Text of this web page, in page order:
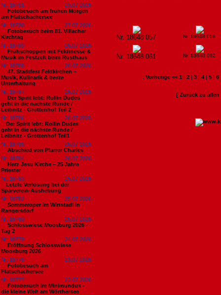
Nr. 18791
29.07.2026
Fotobesuch am frühen Morgen
am Flatschachersee
Nr. 18790
27.07.2026
Fotobesuch beim 81. Villacher
Kirchtag
Nr. 18789
26.07.2026
Frühschoppen mit Feldmesse &
Musik im Festzelt beim Rüsthaus
Nr. 18788
26.07.2026
47. Stadtfest Feldkirchen –
Musik, Kulinarik & beste
Unterhaltung
Nr. 18787
26.07.2026
Der Spirit lebt: Rollin Dudes
geht in die nächste Runde /
Leibnitz - Grottenhof Teil 2
Nr. 18786
26.07.2026
​Der Spirit lebt: Rollin Dudes
geht in die nächste Runde /
Leibnitz - Grottenhof Teil1
Nr. 18785
26.07.2026
Abschied von Pfarrer Charles
Nr. 18784
26.07.2026
Herz Jesu Kirche – 25 Jahre
Priester
Nr. 18783
25.07.2026
​Letzte Verlosung bei der
Sparverein-Aushebung
Nr. 18782
25.07.2026
Sommeroper im Wirtstadl in
Rangersdorf
Nr. 18780
25.07.2026
Schlosswiese Moosburg 2026 -
Tag 2
Nr. 18779
24.07.2026
Eröffnung Schlosswiese
Moosburg 2026
Nr. 18778
23.07.2026
Fotobesuch am
Flatschachersee
Nr. 18777
23.07.2026
Fotobesuch im Minimundus -
die kleine Welt am Wörthersee
Nr. 18648 057 Nr. 18648 058
Nr. 18648 061 Nr. 18648 062
:Vorherige <<1 |2 |3 |4 |5 |6
[ Zurück zu